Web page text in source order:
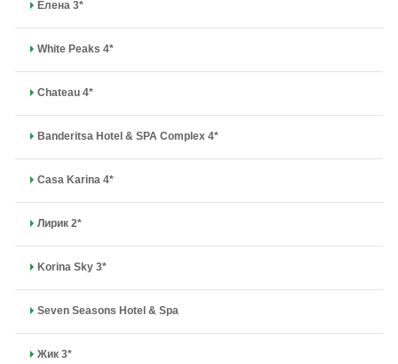
Елена 3*
White Peaks 4*
Chateau 4*
Banderitsa Hotel & SPA Complex 4*
Casa Karina 4*
Лирик 2*
Korina Sky 3*
Seven Seasons Hotel & Spa
Жик 3*